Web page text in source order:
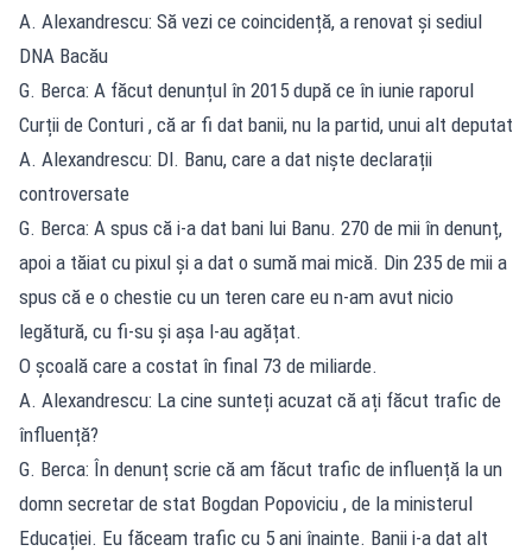
A. Alexandrescu: Să vezi ce coincidență, a renovat și sediul
DNA Bacău
G. Berca: A făcut denunțul în 2015 după ce în iunie raporul
Curții de Conturi , că ar fi dat banii, nu la partid, unui alt deputat
A. Alexandrescu: Dl. Banu, care a dat niște declarații
controversate
G. Berca: A spus că i-a dat bani lui Banu. 270 de mii în denunț,
apoi a tăiat cu pixul și a dat o sumă mai mică. Din 235 de mii a
spus că e o chestie cu un teren care eu n-am avut nicio
legătură, cu fi-su și așa l-au agățat.
O școală care a costat în final 73 de miliarde.
A. Alexandrescu: La cine sunteți acuzat că ați făcut trafic de
înfluență?
G. Berca: În denunț scrie că am făcut trafic de influență la un
domn secretar de stat Bogdan Popoviciu , de la ministerul
Educației. Eu făceam trafic cu 5 ani înainte. Banii i-a dat alt